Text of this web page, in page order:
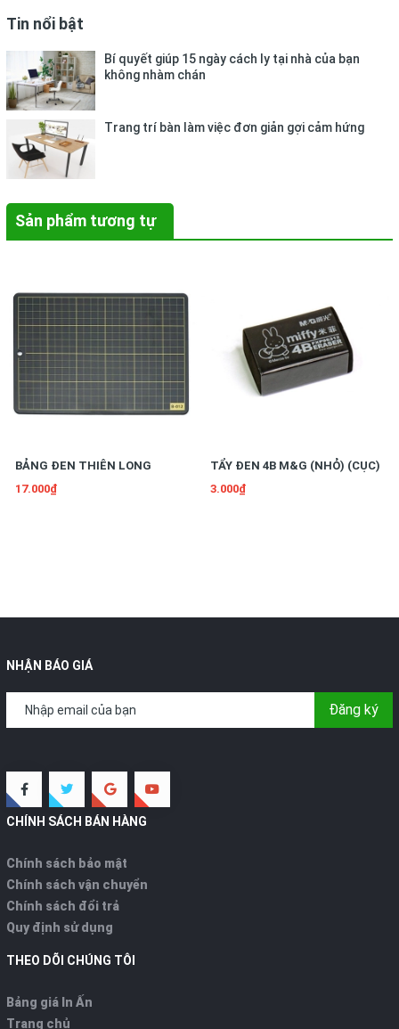
Tin nổi bật
Bí quyết giúp 15 ngày cách ly tại nhà của bạn
không nhàm chán
Trang trí bàn làm việc đơn giản gợi cảm hứng
Sản phẩm tương tự
BẢNG ĐEN THIÊN LONG
17.000₫
TẨY ĐEN 4B M&G (NHỎ) (CỤC)
3.000₫
NHẬN BÁO GIÁ
Đăng ký
CHÍNH SÁCH BÁN HÀNG
Chính sách bảo mật
Chính sách vận chuyển
Chính sách đổi trả
Quy định sử dụng
THEO DÕI CHÚNG TÔI
Bảng giá In Ấn
Trang chủ